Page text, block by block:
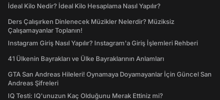
İdeal Kilo Nedir? İdeal Kilo Hesaplama Nasıl Yapılır?
Ders Çalışırken Dinlenecek Müzikler Nelerdir? Müziksiz
Çalışamayanlar Toplanın!
Instagram Giriş Nasıl Yapılır? Instagram'a Giriş İşlemleri Rehberi
41 Ülkenin Bayrakları ve Ülke Bayraklarının Anlamları
GTA San Andreas Hileleri! Oynamaya Doyamayanlar İçin Güncel San
Andreas Şifreleri
IQ Testi: IQ'unuzun Kaç Olduğunu Merak Ettiniz mi?